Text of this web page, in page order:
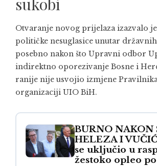
Otvaranje novog prijelaza izazvalo
političke nesuglasice unutar
posebno nakon što Upravni odbor
indirektno oporezivanje Bosne i
ranije nije usvojio izmjene
organizaciji UIO BiH.
BURNO NAKON
HELEZA I
se uključio u
žestoko opleo